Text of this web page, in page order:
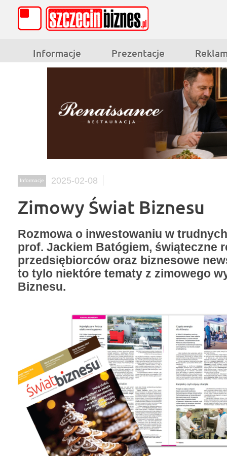
Informacje Prezentacje
Informacje 2025-02-08
Zimowy Świat Biznesu
Rozmowa o inwestowaniu w
prof. Jackiem Batógiem, świąteczne
przedsiębiorców oraz biznesowe
to tylo niektóre tematy z zimowego
Biznesu.